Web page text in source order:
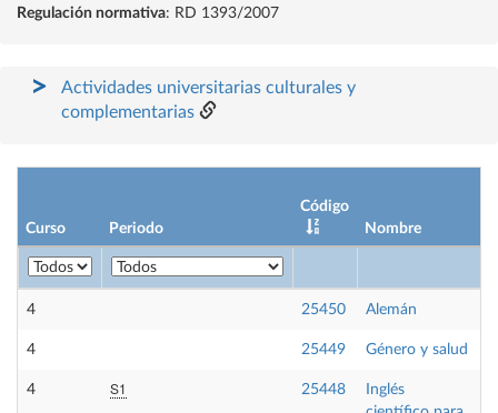
Regulación normativa: RD 1393/2007
Actividades universitarias culturales y
complementarias
Curso Periodo
Código
Nombre
4 25450 Alemán
4 25449 Género y salud
4 S1 25448
Inglés